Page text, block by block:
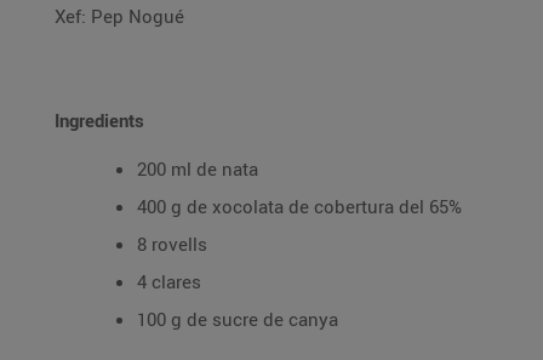
Xef: Pep Nogué
Ingredients
200 ml de nata
400 g de xocolata de cobertura del 65%
8 rovells
4 clares
100 g de sucre de canya